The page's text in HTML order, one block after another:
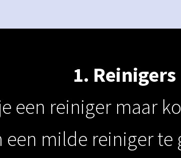
1. Reinigers
een reiniger maar
milde reiniger te